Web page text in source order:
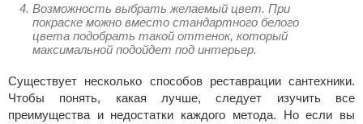
Возможность выбрать желаемый цвет. При
покраске можно вместо стандартного белого
цвета подобрать такой оттенок, который
максимальной подойдет под интерьер.
Существует несколько способов реставрации сантехники.
Чтобы понять, какая лучше, следует изучить все
преимущества и недостатки каждого метода. Но если вы